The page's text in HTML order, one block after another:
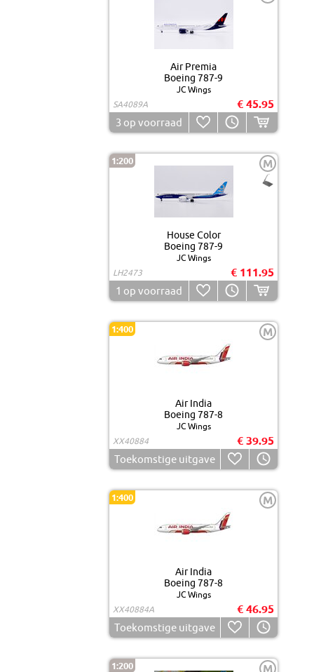
Air Premia
Boeing 787-9
JC Wings
SA4089A
€ 45.95
3 op voorraad
1:200 M
House Color
Boeing 787-9
JC Wings
LH2473
€ 111.95
1 op voorraad
1:400 M
Air India
Boeing 787-8
JC Wings
XX40884
€ 39.95
Toekomstige uitgave
1:400 M
Air India
Boeing 787-8
JC Wings
XX40884A
€ 46.95
Toekomstige uitgave
1:200 M